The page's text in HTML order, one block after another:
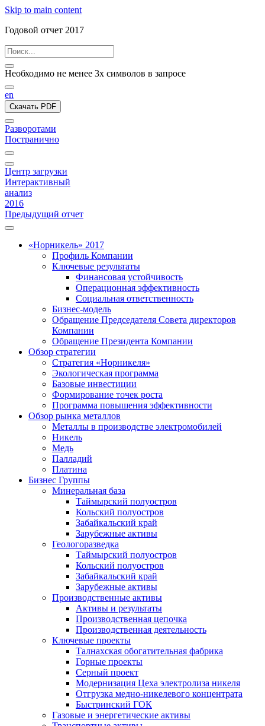
Skip to main content
Годовой отчет 2017
Необходимо не менее 3х символов в запросе
en
Скачать PDF
Разворотами
Постранично
Центр загрузки
Интерактивный
анализ
2016
Предыдущий отчет
«Норникель» 2017
Профиль Компании
Ключевые результаты
Финансовая устойчивость
Операционная эффективность
Социальная ответственность
Бизнес-модель
Обращение Председателя Совета директоров
Компании
Обращение Президента Компании
Обзор стратегии
Стратегия «Норникеля»
Экологическая программа
Базовые инвестиции
Формирование точек роста
Программа повышения эффективности
Обзор рынка металлов
Металлы в производстве электромобилей
Никель
Медь
Палладий
Платина
Бизнес Группы
Минеральная база
Таймырский полуостров
Кольский полуостров
Забайкальский край
Зарубежные активы
Геологоразведка
Таймырский полуостров
Кольский полуостров
Забайкальский край
Зарубежные активы
Производственные активы
Активы и результаты
Производственная цепочка
Производственная деятельность
Ключевые проекты
Талнахская обогатительная фабрика
Горные проекты
Серный проект
Модернизация Цеха электролиза никеля
Отгрузка медно-никелевого концентрата
Быстринский ГОК
Газовые и энергетические активы